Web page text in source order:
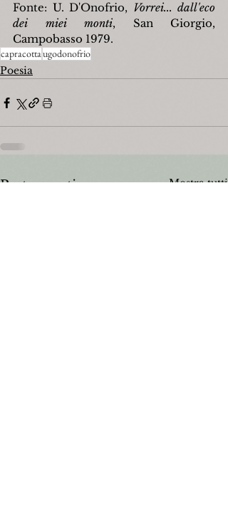
Fonte: U. D'Onofrio, Vorrei... dall'eco
dei miei monti, San Giorgio,
Campobasso 1979.
capracottaugodonofrio
Poesia
Post recenti Mostra tutti